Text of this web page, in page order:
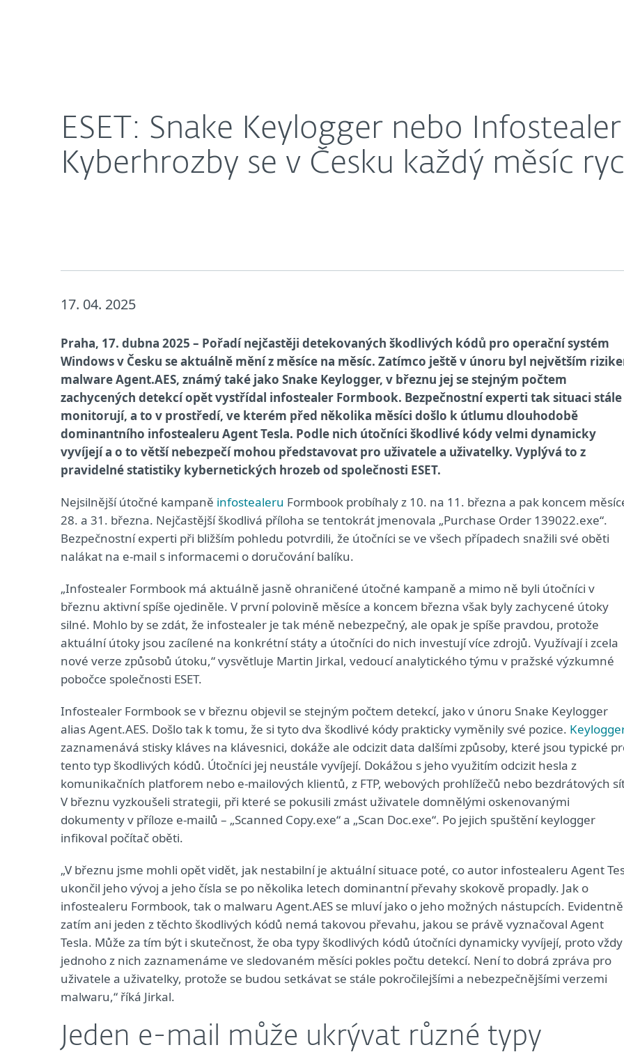
ESET: Snake Keylogger nebo
Kyberhrozby se v Česku každý měsíc
17. 04. 2025
Praha, 17. dubna 2025 – Pořadí nejčastěji detekovaných škodlivých kódů pro operační systém
Windows v Česku se aktuálně mění z měsíce na měsíc. Zatímco ještě v únoru byl největším
malware Agent.AES, známý také jako Snake Keylogger, v březnu jej se stejným počtem
zachycených detekcí opět vystřídal infostealer Formbook. Bezpečnostní experti tak situaci stále
monitorují, a to v prostředí, ve kterém před několika měsíci došlo k útlumu dlouhodobě
dominantního infostealeru Agent Tesla. Podle nich útočníci škodlivé kódy velmi dynamicky
vyvíjejí a o to větší nebezpečí mohou představovat pro uživatele a uživatelky. Vyplývá to z
pravidelné statistiky kybernetických hrozeb od společnosti ESET.
Nejsilnější útočné kampaně infostealeru Formbook probíhaly z 10. na 11. března a pak koncem
28. a 31. března. Nejčastější škodlivá příloha se tentokrát jmenovala „Purchase Order 139022.exe“.
Bezpečnostní experti při bližším pohledu potvrdili, že útočníci se ve všech případech snažili své oběti
nalákat na e-mail s informacemi o doručování balíku.
„Infostealer Formbook má aktuálně jasně ohraničené útočné kampaně a mimo ně byli útočníci v
březnu aktivní spíše ojediněle. V první polovině měsíce a koncem března však byly zachycené útoky
silné. Mohlo by se zdát, že infostealer je tak méně nebezpečný, ale opak je spíše pravdou, protože
aktuální útoky jsou zacílené na konkrétní státy a útočníci do nich investují více zdrojů. Využívají i zcela
nové verze způsobů útoku,“ vysvětluje Martin Jirkal, vedoucí analytického týmu v pražské výzkumné
pobočce společnosti ESET.
Infostealer Formbook se v březnu objevil se stejným počtem detekcí, jako v únoru Snake Keylogger
alias Agent.AES. Došlo tak k tomu, že si tyto dva škodlivé kódy prakticky vyměnily své pozice.
zaznamenává stisky kláves na klávesnici, dokáže ale odcizit data dalšími způsoby, které jsou typické
tento typ škodlivých kódů. Útočníci jej neustále vyvíjejí. Dokážou s jeho využitím odcizit hesla z
komunikačních platforem nebo e-mailových klientů, z FTP, webových prohlížečů nebo bezdrátových
V březnu vyzkoušeli strategii, při které se pokusili zmást uživatele domnělými oskenovanými
dokumenty v příloze e-mailů – „Scanned Copy.exe“ a „Scan Doc.exe“. Po jejich spuštění keylogger
infikoval počítač oběti.
„V březnu jsme mohli opět vidět, jak nestabilní je aktuální situace poté, co autor infostealeru Agent
ukončil jeho vývoj a jeho čísla se po několika letech dominantní převahy skokově propadly. Jak o
infostealeru Formbook, tak o malwaru Agent.AES se mluví jako o jeho možných nástupcích. Evidentně
zatím ani jeden z těchto škodlivých kódů nemá takovou převahu, jakou se právě vyznačoval Agent
Tesla. Může za tím být i skutečnost, že oba typy škodlivých kódů útočníci dynamicky vyvíjejí, proto
jednoho z nich zaznamenáme ve sledovaném měsíci pokles počtu detekcí. Není to dobrá zpráva pro
uživatele a uživatelky, protože se budou setkávat se stále pokročilejšími a nebezpečnějšími verzemi
malwaru,“ říká Jirkal.
Jeden e-mail může ukrývat různé typy